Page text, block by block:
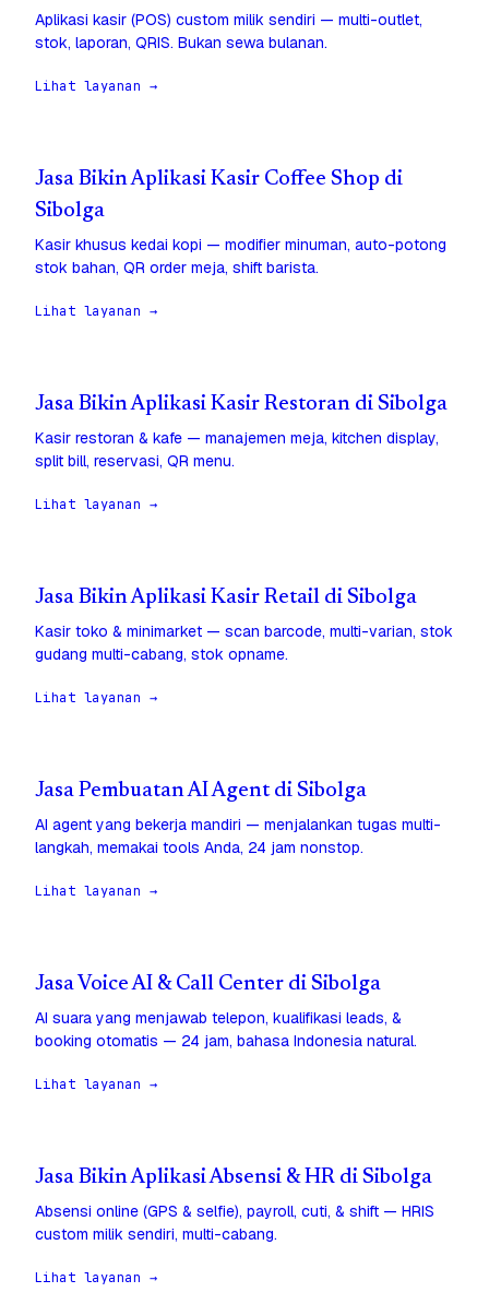
Aplikasi kasir (POS) custom milik sendiri — multi-outlet,
stok, laporan, QRIS. Bukan sewa bulanan.
Lihat layanan →
Jasa Bikin Aplikasi Kasir Coffee Shop di
Sibolga
Kasir khusus kedai kopi — modifier minuman, auto-potong
stok bahan, QR order meja, shift barista.
Lihat layanan →
Jasa Bikin Aplikasi Kasir Restoran di Sibolga
Kasir restoran & kafe — manajemen meja, kitchen display,
split bill, reservasi, QR menu.
Lihat layanan →
Jasa Bikin Aplikasi Kasir Retail di Sibolga
Kasir toko & minimarket — scan barcode, multi-varian, stok
gudang multi-cabang, stok opname.
Lihat layanan →
Jasa Pembuatan AI Agent di Sibolga
AI agent yang bekerja mandiri — menjalankan tugas multi-
langkah, memakai tools Anda, 24 jam nonstop.
Lihat layanan →
Jasa Voice AI & Call Center di Sibolga
AI suara yang menjawab telepon, kualifikasi leads, &
booking otomatis — 24 jam, bahasa Indonesia natural.
Lihat layanan →
Jasa Bikin Aplikasi Absensi & HR di Sibolga
Absensi online (GPS & selfie), payroll, cuti, & shift — HRIS
custom milik sendiri, multi-cabang.
Lihat layanan →